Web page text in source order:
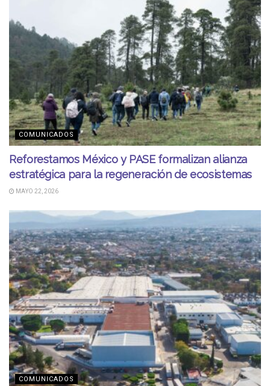
COMUNICADOS
Reforestamos México y PASE formalizan alianza
estratégica para la regeneración de ecosistemas
MAYO 22, 2026
COMUNICADOS